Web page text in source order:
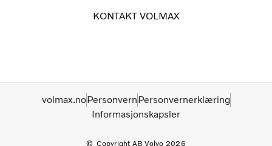
KONTAKT VOLMAX
Copyright AB Volvo 2026
volmax.noPersonvernPersonvernerklæring
Informasjonskapsler